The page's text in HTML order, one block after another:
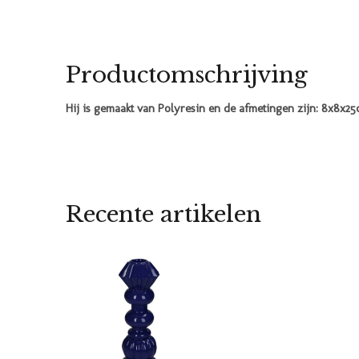
Productomschrijving
Hij is gemaakt van Polyresin en de afmetingen zijn:
Recente artikelen